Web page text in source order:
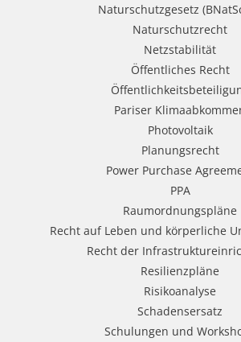
Naturschutzgesetz
Naturschutzrecht
Netzstabilität
Öffentliches Recht
Pariser
Photovoltaik
Planungsrecht
Power Purchase
PPA
Raumordnungspläne
Recht auf Leben und körperliche
Recht der
Resilienzpläne
Risikoanalyse
Schadensersatz
Schulungen und